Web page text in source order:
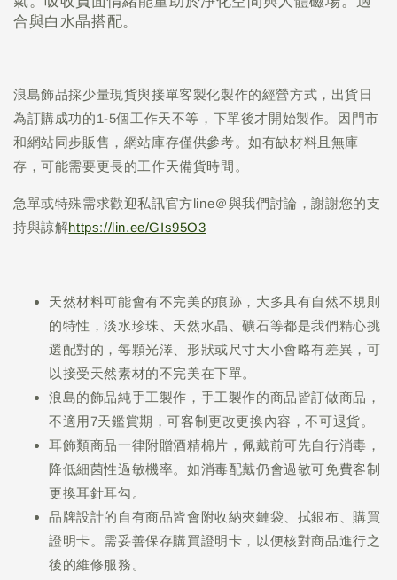
合與白水晶搭配。
浪島飾品採少量現貨與接單客製化製作的經營方式，出貨日
為訂購成功的1-5個工作天不等，下單後才開始製作。因門市
和網站同步販售，網站庫存僅供參考。如有缺材料且無庫
存，可能需要更長的工作天備貨時間。
急單或特殊需求歡迎私訊官方line＠與我們討論，謝謝您的支
持與諒解https://lin.ee/GIs95O3
天然材料可能會有不完美的痕跡，大多具有自然不規則
的特性，淡水珍珠、天然水晶、礦石等都是我們精心挑
選配對的，每顆光澤、形狀或尺寸大小會略有差異，可
以接受天然素材的不完美在下單。
浪島的飾品純手工製作，手工製作的商品皆訂做商品，
不適用7天鑑賞期，可客制更改更換內容，不可退貨。
耳飾類商品一律附贈酒精棉片，佩戴前可先自行消毒，
降低細菌性過敏機率。如消毒配戴仍會過敏可免費客制
更換耳針耳勾。
品牌設計的自有商品皆會附收納夾鏈袋、拭銀布、購買
證明卡。需妥善保存購買證明卡，以便核對商品進行之
後的維修服務。